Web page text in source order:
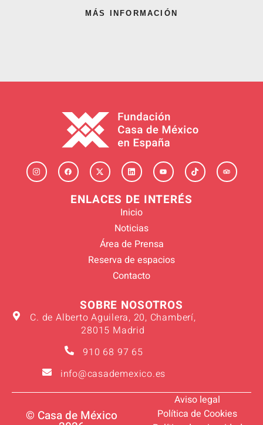
MÁS INFORMACIÓN
ENLACES DE INTERÉS
Inicio
Noticias
Área de Prensa
Reserva de espacios
Contacto
SOBRE NOSOTROS
C. de Alberto Aguilera, 20, Chamberí,
28015 Madrid
910 68 97 65
info@casademexico.es
© Casa de México
Aviso legal
Política de Cookies